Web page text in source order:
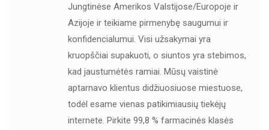
Jungtinėse Amerikos Valstijose/Europoje ir
Azijoje ir teikiame pirmenybę saugumui ir
konfidencialumui. Visi užsakymai yra
kruopščiai supakuoti, o siuntos yra stebimos,
kad jaustumėtės ramiai. Mūsų vaistinė
aptarnavo klientus didžiuosiuose miestuose,
todėl esame vienas patikimiausių tiekėjų
internete. Pirkite 99,8 % farmacinės klasės